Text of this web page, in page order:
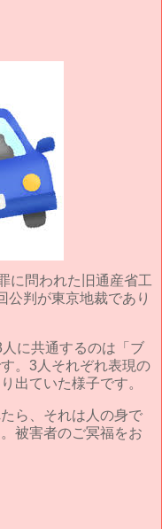
に問われた旧通産省工
公判が東京地裁であり
に共通するのは「ブ
。3人それぞれ表現の
出ていた様子です。
ら、それは人の身で
被害者のご冥福をお